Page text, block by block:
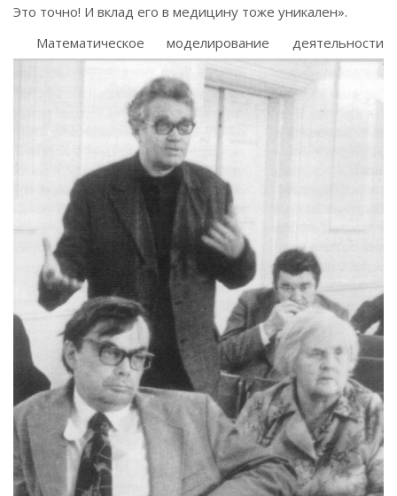
Это точно! И вклад его в медицину тоже уникален».
Математическое моделирование деятельности